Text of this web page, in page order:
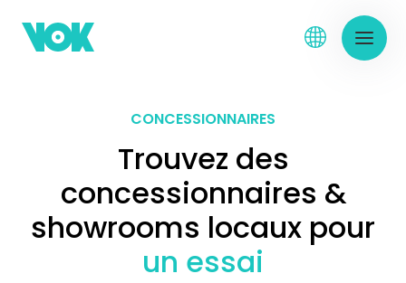
CONCESSIONNAIRES
Trouvez des
concessionnaires &
showrooms locaux pour
un essai